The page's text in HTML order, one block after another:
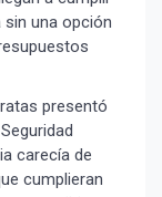
una opción
presentó
carecía de
cumplieran